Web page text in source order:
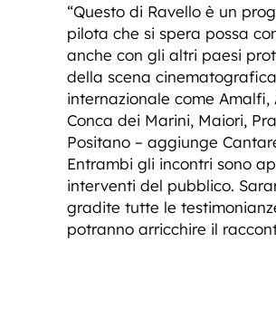
“Questo di Ravello è un
pilota che si spera possa
anche con gli altri paesi
della scena cinematografica
internazionale come Amalfi,
Conca dei Marini, Maiori,
Positano – aggiunge
Entrambi gli incontri sono
interventi del pubblico.
gradite tutte le
potranno arricchire il